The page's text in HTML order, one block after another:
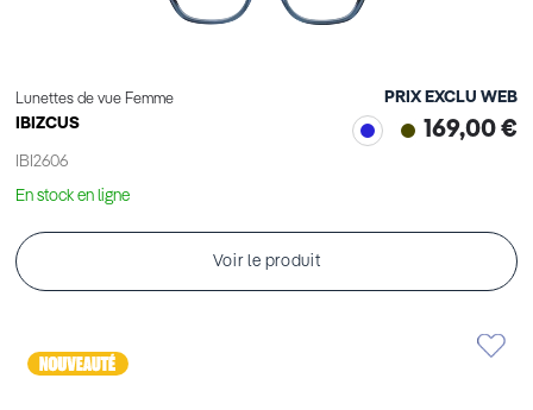
Lunettes de vue Femme
IBIZCUS
IBI2606
PRIX EXCLU WEB
169,00 €
En stock en ligne
Voir le produit